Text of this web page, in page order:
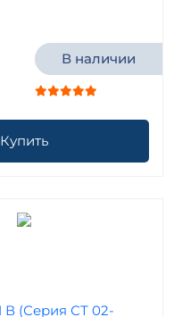
В наличии
Купить